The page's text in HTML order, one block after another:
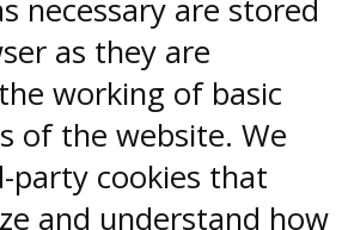
necessary are stored
as they are
working of basic
of the website. We
party cookies that
and understand how